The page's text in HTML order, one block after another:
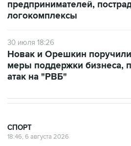
предпринимателей,
логокомплексы
30 июля 18:26
Новак и Орешкин поручили
меры поддержки бизнеса,
атак на "РВБ"
СПОРТ
18:46, 6 августа 2026